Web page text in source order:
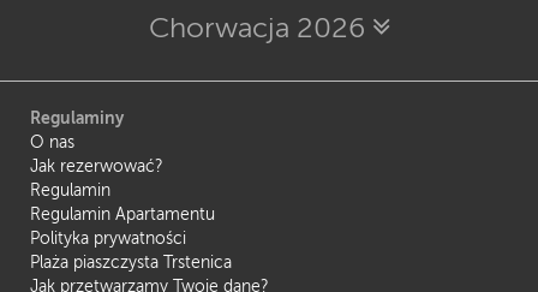
Chorwacja 2026
Regulaminy
O nas
Jak rezerwować?
Regulamin
Regulamin Apartamentu
Polityka prywatności
Plaża piaszczysta Trstenica
Jak przetwarzamy Twoje dane?